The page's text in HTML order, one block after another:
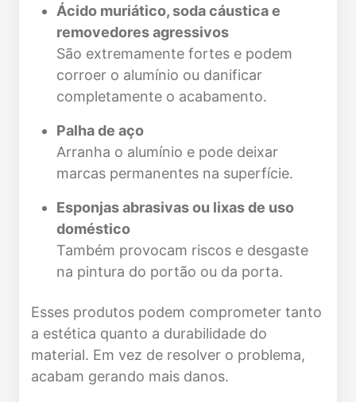
Ácido muriático, soda cáustica e
removedores agressivos
São extremamente fortes e podem
corroer o alumínio ou danificar
completamente o acabamento.
Palha de aço
Arranha o alumínio e pode deixar
marcas permanentes na superfície.
Esponjas abrasivas ou lixas de uso
doméstico
Também provocam riscos e desgaste
na pintura do portão ou da porta.
Esses produtos podem comprometer tanto
a estética quanto a durabilidade do
material. Em vez de resolver o problema,
acabam gerando mais danos.